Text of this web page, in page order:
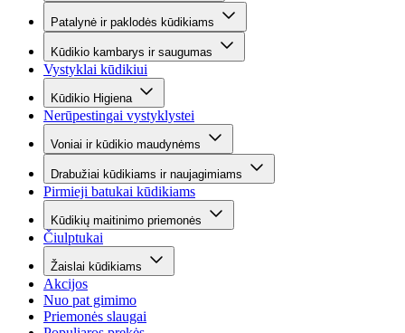
Patalynė ir paklodės kūdikiams
Kūdikio kambarys ir saugumas
Vystyklai kūdikiui
Kūdikio Higiena
Nerūpestingai vystyklystei
Voniai ir kūdikio maudynėms
Drabužiai kūdikiams ir naujagimiams
Pirmieji batukai kūdikiams
Kūdikių maitinimo priemonės
Čiulptukai
Žaislai kūdikiams
Akcijos
Nuo pat gimimo
Priemonės slaugai